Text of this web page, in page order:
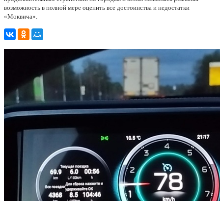
возможность в полной мере оценить все достоинства и недостатки
«Моквича».